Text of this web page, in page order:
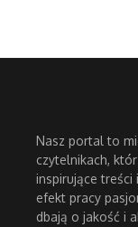
Nasz portal to
czytelnikach,
inspirujące treści
efekt pracy
dbają o jakość i